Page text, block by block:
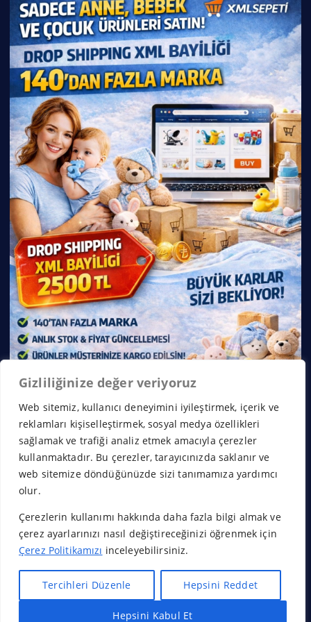
Gizliliğinize değer veriyoruz
Web sitemiz, kullanıcı deneyimini iyileştirmek, içerik ve
reklamları kişiselleştirmek, sosyal medya özellikleri
sağlamak ve trafiği analiz etmek amacıyla çerezler
kullanmaktadır. Bu çerezler, tarayıcınızda saklanır ve
web sitemize döndüğünüzde sizi tanımamıza yardımcı
olur.
Çerezlerin kullanımı hakkında daha fazla bilgi almak ve
çerez ayarlarınızı nasıl değiştireceğinizi öğrenmek için
Çerez Politikamızı inceleyebilirsiniz.
Tercihleri Düzenle Hepsini Reddet
Hepsini Kabul Et
Copyright © 2026 Franchise Borsası | Powered by
Themes
Başa Dön